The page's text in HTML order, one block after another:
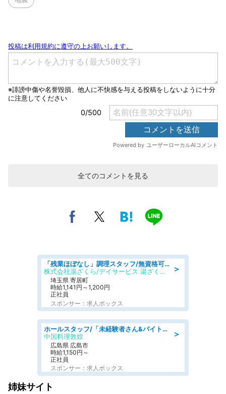
全てのコメントを見る
＞
「残業ほぼなし」調理スタッフ/無資格可/正職員/日勤のみ/デイサービス/社会保障完備
株式会社湯ざくら/デイサービス 湯ざくらケアリゾート
埼玉県 寄居町
時給1,141円～1,200円
正社員
スポンサー：求人ボックス
＞
ホールスタッフ/「未経験者さん&バイトデビューも大歓迎」残業ほぼなし×1日3時間〜勤務OK!フォロー体制も充実/広島県/広島市南区
中国料理敦煌
広島県 広島市
時給1,150円～
正社員
スポンサー：求人ボックス
姉妹サイト